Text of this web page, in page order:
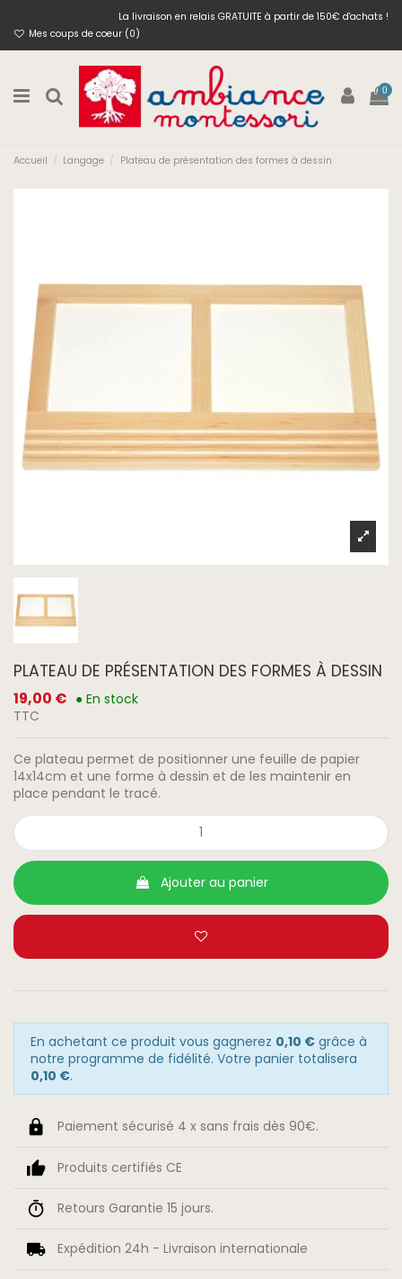
La livraison en relais GRATUITE à partir de 150€ d'achats !
Mes coups de coeur (0)
0
Accueil Langage Plateau de présentation des formes à dessin
PLATEAU DE PRÉSENTATION DES FORMES À DESSIN
19,00 € ● En stock
TTC
Ce plateau permet de positionner une feuille de papier
14x14cm et une forme à dessin et de les maintenir en
place pendant le tracé.
Ajouter au panier
En achetant ce produit vous gagnerez 0,10 €grâce à
notre programme de fidélité. Votre panier totalisera
0,10 €.
Paiement sécurisé 4 x sans frais dès 90€.
Produits certifiés CE
Retours Garantie 15 jours.
Expédition 24h - Livraison internationale